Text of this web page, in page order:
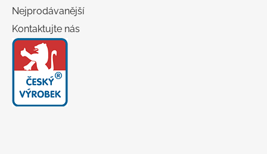
Nejprodávanější
Kontaktujte nás